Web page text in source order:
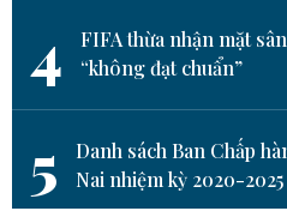
4
FIFA thừa nhận mặt
“không đạt chuẩn”
5
Danh sách Ban Chấp
Nai nhiệm kỳ 2020-2025